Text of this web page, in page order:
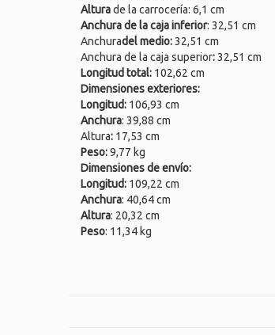
Alturade la carrocería: 6,1 cm
Anchura de la caja inferior: 32,51 cm
Anchuradel medio:32,51 cm
Anchura de la caja superior:32,51 cm
Longitud total: 102,62 cm
Dimensiones exteriores:
Longitud: 106,93 cm
Anchura: 39,88 cm
Altura: 17,53 cm
Peso:9,77 kg
Dimensiones de envío:
Longitud: 109,22 cm
Anchura: 40,64 cm
Altura: 20,32 cm
Peso: 11,34 kg